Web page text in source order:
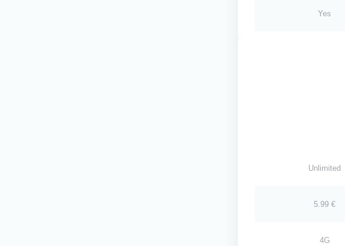
Yes
Unlimited
5.99 €
4G